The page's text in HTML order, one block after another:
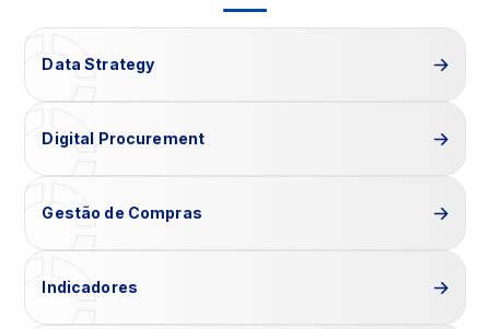
Data Strategy
Digital Procurement
Gestão de Compras
Indicadores